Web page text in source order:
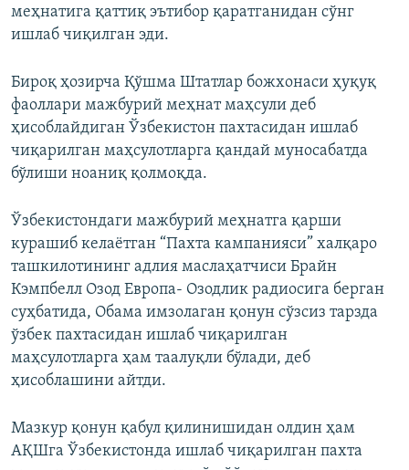
меҳнатига қаттиқ эътибор қаратганидан сўнг
ишлаб чиқилган эди.
Бироқ ҳозирча Қўшма Штатлар божхонаси ҳуқуқ
фаоллари мажбурий меҳнат маҳсули деб
ҳисоблайдиган Ўзбекистон пахтасидан ишлаб
чиқарилган маҳсулотларга қандай муносабатда
бўлиши ноаниқ қолмоқда.
Ўзбекистондаги мажбурий меҳнатга қарши
курашиб келаётган “Пахта кампанияси” халқаро
ташкилотининг адлия маслаҳатчиси Брайн
Кэмпбелл Озод Европа- Озодлик радиосига берган
суҳбатида, Обама имзолаган қонун сўзсиз тарзда
ўзбек пахтасидан ишлаб чиқарилган
маҳсулотларга ҳам таалуқли бўлади, деб
ҳисоблашини айтди.
Мазкур қонун қабул қилинишидан олдин ҳам
АҚШга Ўзбекистонда ишлаб чиқарилган пахта